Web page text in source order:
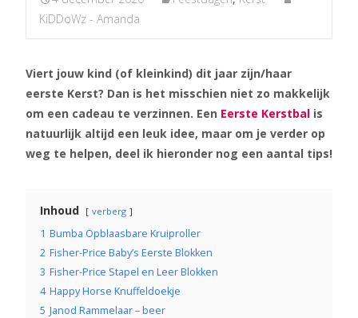
KiDDoWz - Amanda
Viert jouw kind (of kleinkind) dit jaar zijn/haar
eerste Kerst? Dan is het misschien niet zo makkelijk
om een cadeau te verzinnen. Een Eerste Kerstbal is
natuurlijk altijd een leuk idee, maar om je verder op
weg te helpen, deel ik hieronder nog een aantal tips!
Inhoud verberg
1 Bumba Opblaasbare Kruiproller
2 Fisher-Price Baby’s Eerste Blokken
3 Fisher-Price Stapel en Leer Blokken
4 Happy Horse Knuffeldoekje
5 Janod Rammelaar – beer